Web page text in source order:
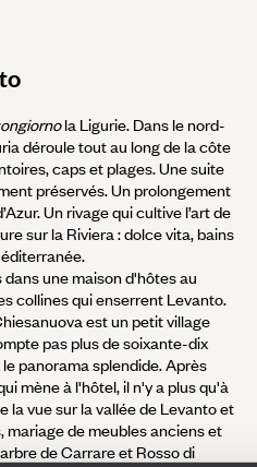
la Ligurie. Dans le nord-
déroule tout au long de la côte
caps et plages. Une suite
préservés. Un prolongement
Un rivage qui cultive l’art de
sur la Riviera : dolce vita, bains
une maison d'hôtes au
collines qui enserrent Levanto.
est un petit village
pas plus de soixante-dix
panorama splendide. Après
mène à l'hôtel, il n'y a plus qu'à
la vue sur la vallée de Levanto et
mariage de meubles anciens et
de Carrare et Rosso di